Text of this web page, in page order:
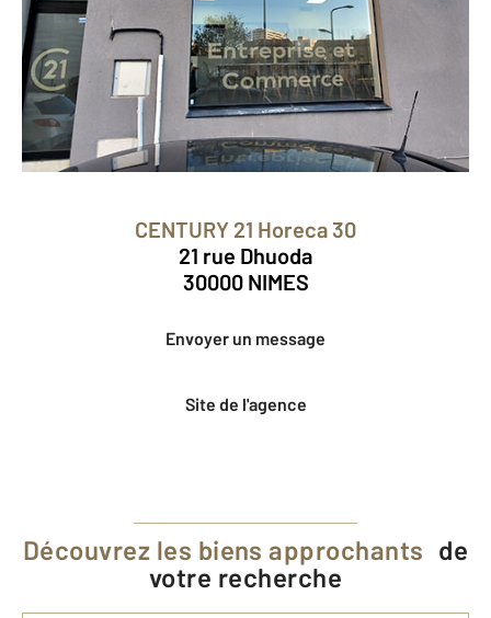
CENTURY 21 Horeca 30
21 rue Dhuoda
30000 NIMES
Envoyer un message
Site de l'agence
Découvrez les biens approchants de
votre recherche